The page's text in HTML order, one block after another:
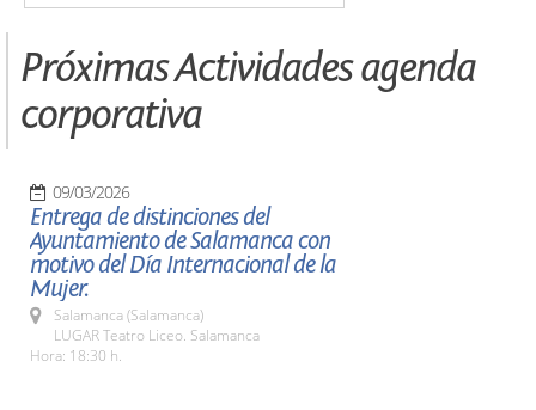
Próximas Actividades agenda
corporativa
09/03/2026
Entrega de distinciones del
Ayuntamiento de Salamanca con
motivo del Día Internacional de la
Mujer.
Salamanca (Salamanca)
LUGAR Teatro Liceo. Salamanca
Hora: 18:30 h.